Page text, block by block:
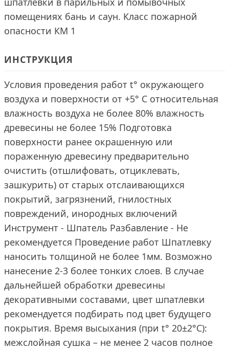
помещениях бань и саун. Класс пожарной
опасности КМ 1
ИНСТРУКЦИЯ
Условия проведения работ t° окружающего
воздуха и поверхности от +5° С относительная
влажность воздуха не более 80% влажность
древесины не более 15% Подготовка
поверхности ранее окрашенную или
пораженную древесину предварительно
очистить (отшлифовать, отциклевать,
зашкурить) от старых отслаивающихся
покрытий, загрязнений, гнилостных
повреждений, инородных включений
Инструмент - Шпатель Разбавление - Не
рекомендуется Проведение работ Шпатлевку
наносить толщиной не более 1мм. Возможно
нанесение 2-3 более тонких слоев. В случае
дальнейшей обработки древесины
декоративными составами, цвет шпатлевки
рекомендуется подбирать под цвет будущего
покрытия. Время высыхания (при t° 20±2°С):
межслойная сушка – не менее 2 часов полное